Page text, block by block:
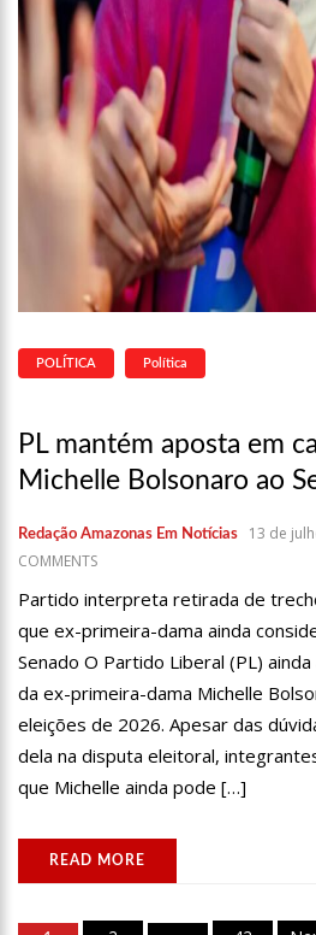
POLÍTICA Política
PL mantém aposta em
Michelle Bolsonaro ao
Redação Amazonas Em Notícias 13 de
COMMENTS
Partido interpreta retirada de
que ex-primeira-dama ainda
Senado O Partido Liberal (PL)
da ex-primeira-dama Michelle
eleições de 2026. Apesar das
dela na disputa eleitoral,
que Michelle ainda pode […]
READ MORE